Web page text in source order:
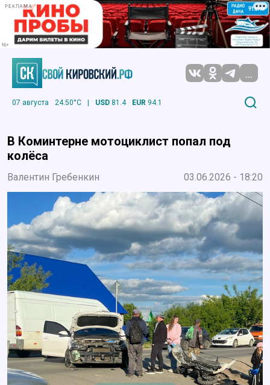
РЕКЛАМА
...
07 августа 24.50°C | USD 81.4 EUR 94.1
В Коминтерне мотоциклист попал под
колёса
Валентин Гребенкин 03.06.2026 - 18:20